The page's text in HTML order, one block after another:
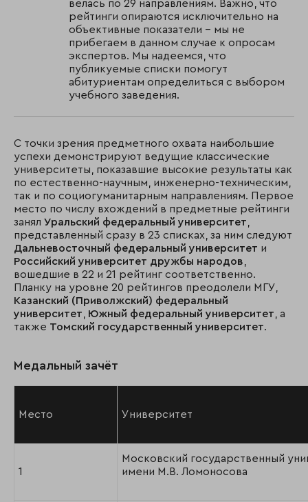
велась по 29 направлениям. Важно, что
рейтинги опираются исключительно на
объективные показатели – мы не
прибегаем в данном случае к опросам
экспертов. Мы надеемся, что
публикуемые списки помогут
абитуриентам определиться с выбором
учебного заведения.
С точки зрения предметного охвата наибольшие
успехи демонстрируют ведущие классические
университеты, показавшие высокие результаты как
по естественно-научным, инженерно-техническим,
так и по социогуманитарным направлениям. Первое
место по числу вхождений в предметные рейтинги
занял Уральский федеральный университет
представленный сразу в 23 списках, за ним следуют
Дальневосточный федеральный университет и
Российский университет дружбы народов
вошедшие в 22 и 21 рейтинг соответственно.
Планку на уровне 20 рейтингов преодолели МГУ,
Казанский (Приволжский) федеральный
университет
Южный федеральный университет , а
также Томский государственный университет.
Медальный зачёт
Место Университет
1
Московский государственный
имени М.В. Ломоносова